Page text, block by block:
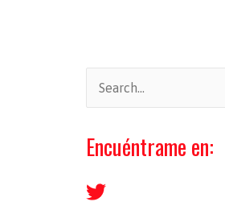
u
c
a
Encuéntrame en: